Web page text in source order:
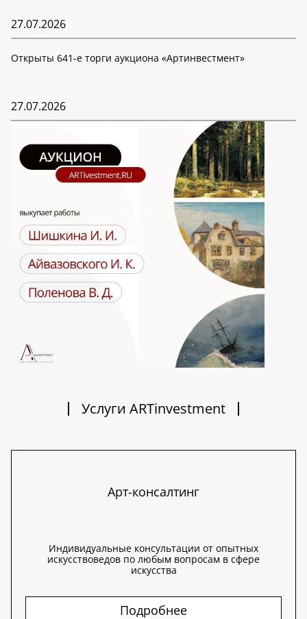
27.07.2026
Открыты 641-е торги аукциона «Артинвестмент»
27.07.2026
Услуги ARTinvestment
Арт-консалтинг
Индивидуальные консультации от опытных
искусствоведов по любым вопросам в сфере
искусства
Подробнее